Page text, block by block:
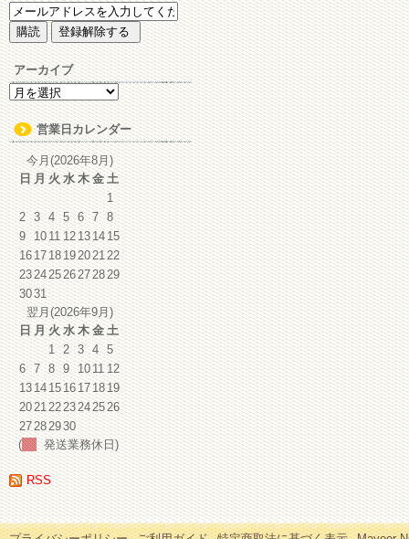
アーカイブ
ア
ー
カ
イ
ブ
営業日カレンダー
今月(2026年8月)
日 月 火 水 木 金 土
1
2 3 4 5 6 7 8
9 1011 12131415
16171819202122
23242526272829
3031
翌月(2026年9月)
日 月 火 水 木 金 土
1 2 3 4 5
6 7 8 9 1011 12
13141516171819
20212223242526
27282930
(
発送業務休日)
RSS